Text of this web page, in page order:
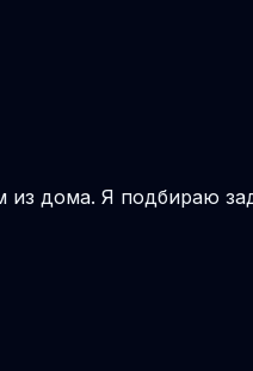
из дома. Я подбираю